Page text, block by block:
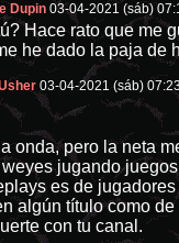
Dupin 03-04-2021 (sáb)
Hace rato que me
he dado la paja de
03-04-2021 (sáb)
onda, pero la neta
jugando
es de jugadores
algún título como
con tu canal.